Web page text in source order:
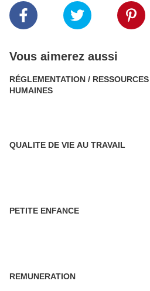
Vous aimerez aussi
RÉGLEMENTATION / RESSOURCES
HUMAINES
QUALITE DE VIE AU TRAVAIL
PETITE ENFANCE
REMUNERATION